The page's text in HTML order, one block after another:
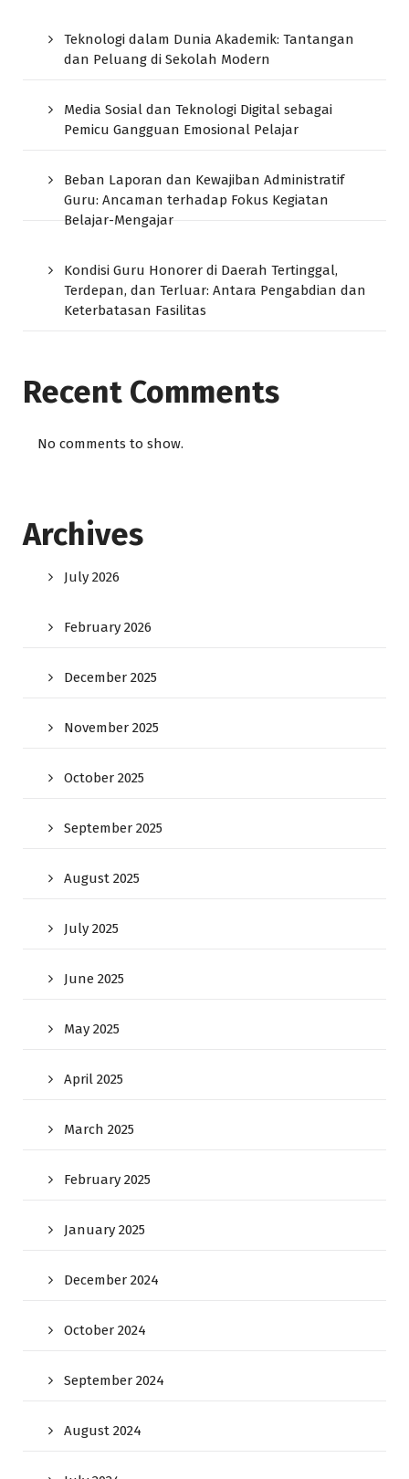
Teknologi dalam Dunia Akademik: Tantangan
dan Peluang di Sekolah Modern
Media Sosial dan Teknologi Digital sebagai
Pemicu Gangguan Emosional Pelajar
Beban Laporan dan Kewajiban Administratif
Guru: Ancaman terhadap Fokus Kegiatan
Belajar-Mengajar
Kondisi Guru Honorer di Daerah Tertinggal,
Terdepan, dan Terluar: Antara Pengabdian dan
Keterbatasan Fasilitas
Recent Comments
No comments to show.
Archives
July 2026
February 2026
December 2025
November 2025
October 2025
September 2025
August 2025
July 2025
June 2025
May 2025
April 2025
March 2025
February 2025
January 2025
December 2024
October 2024
September 2024
August 2024